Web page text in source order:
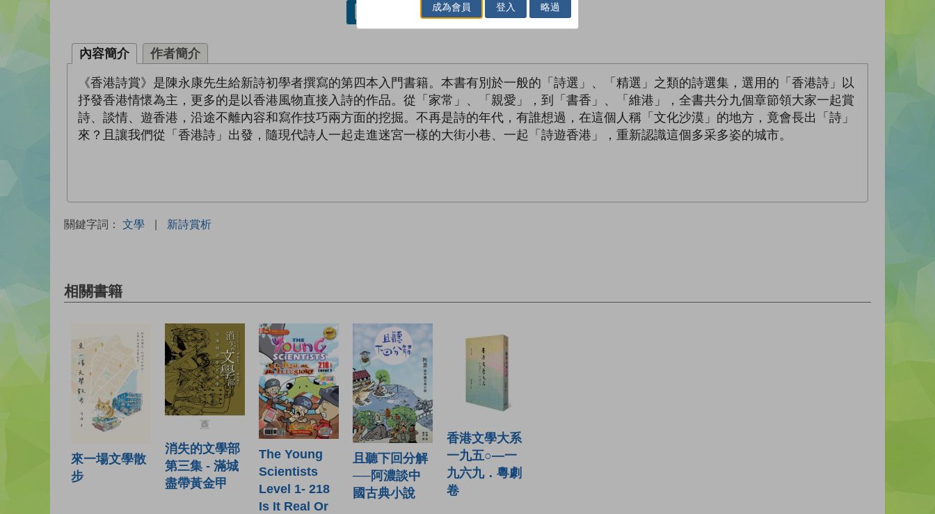
借閱實體書
內容簡介 作者簡介
《香港詩賞》是陳永康先生給新詩初學者撰寫的第四本入門書籍。本書有別於一般的「詩選」、「精選」之類的詩選集，選用的「香港詩」以
抒發香港情懷為主，更多的是以香港風物直接入詩的作品。從「家常」、「親愛」，到「書香」、「維港」，全書共分九個章節領大家一起賞
詩、談情、遊香港，沿途不離內容和寫作技巧兩方面的挖掘。不再是詩的年代，有誰想過，在這個人稱「文化沙漠」的地方，竟會長出「詩」
來？且讓我們從「香港詩」出發，隨現代詩人一起走進迷宮一樣的大街小巷、一起「詩遊香港」，重新認識這個多采多姿的城市。
關鍵字詞： 文學 | 新詩賞析
相關書籍
來一場文學散
步
消失的文學部
第三集 - 滿城
盡帶黃金甲
The Young
Scientists
Level 1- 218
Is It Real Or
且聽下回分解
──阿濃談中
國古典小說
香港文學大系
一九五○—一
九六九．粵劇
卷
成為會員 登入 略過